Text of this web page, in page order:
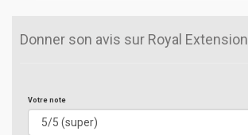
Donner son avis sur Royal Extension
Votre note